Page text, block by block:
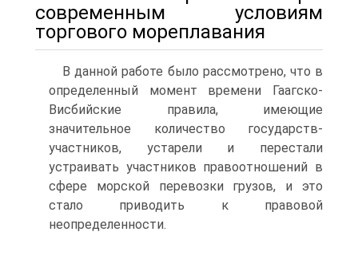
современным условиям
торгового мореплавания
В данной работе было рассмотрено, что в
определенный момент времени Гаагско-
Висбийские правила, имеющие
значительное количество государств-
участников, устарели и перестали
устраивать участников правоотношений в
сфере морской перевозки грузов, и это
стало приводить к правовой
неопределенности.